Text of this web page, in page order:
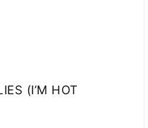
(I’M HOT